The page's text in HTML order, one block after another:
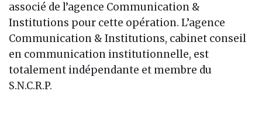
associé de l’agence Communication &
Institutions pour cette opération. L’agence
Communication & Institutions, cabinet conseil
en communication institutionnelle, est
totalement indépendante et membre du
S.N.C.R.P.